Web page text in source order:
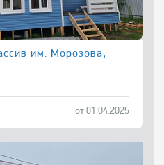
им. Морозова,
от 01.04.2025